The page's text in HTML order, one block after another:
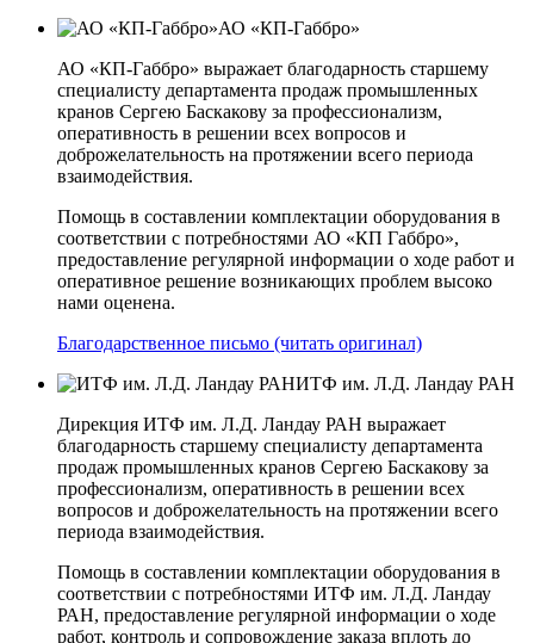
АО «КП-Габбро»
АО «КП-Габбро» выражает благодарность старшему
специалисту департамента продаж промышленных
кранов Сергею Баскакову за профессионализм,
оперативность в решении всех вопросов и
доброжелательность на протяжении всего периода
взаимодействия.
Помощь в составлении комплектации оборудования в
соответствии с потребностями АО «КП­ Габбро»,
предоставление регулярной информации о ходе работ и
оперативное решение возникающих проблем высоко
нами оценена.
Благодарственное письмо (читать оригинал)
ИТФ им. Л.Д. Ландау РАН
Дирекция ИТФ им. Л.Д. Ландау РАН выражает
благодарность старшему специалисту департамента
продаж промышленных кранов Сергею Баскакову за
профессионализм, оперативность в решении всех
вопросов и доброжелательность на протяжении всего
периода взаимодействия.
Помощь в составлении комплектации оборудования в
соответствии с потребностями ИТФ им. Л.Д. Ландау
РАН, предоставление регулярной информации о ходе
работ, контроль и сопровождение заказа вплоть до